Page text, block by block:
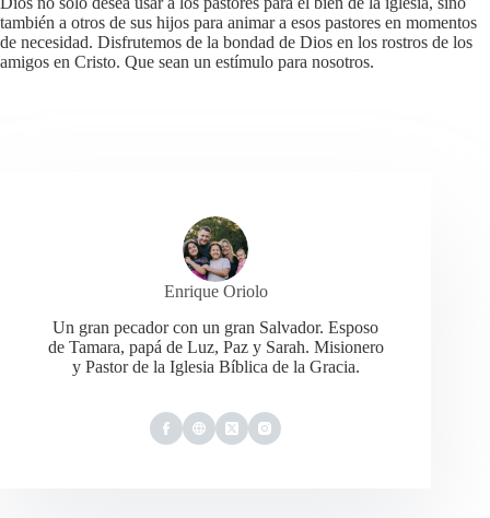
también a otros de sus hijos para animar a esos pastores en momentos
de necesidad. Disfrutemos de la bondad de Dios en los rostros de los
amigos en Cristo. Que sean un estímulo para nosotros.
Enrique Oriolo
Un gran pecador con un gran Salvador. Esposo
de Tamara, papá de Luz, Paz y Sarah. Misionero
y Pastor de la Iglesia Bíblica de la Gracia.